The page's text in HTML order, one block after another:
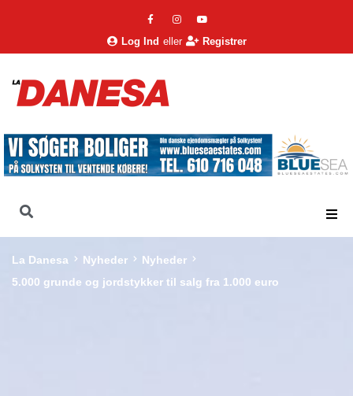
Log Ind eller Registrer
La Danesa Nyheder
Nyheder
5.000 grunde og jordstykker til salg fra 1.000 euro